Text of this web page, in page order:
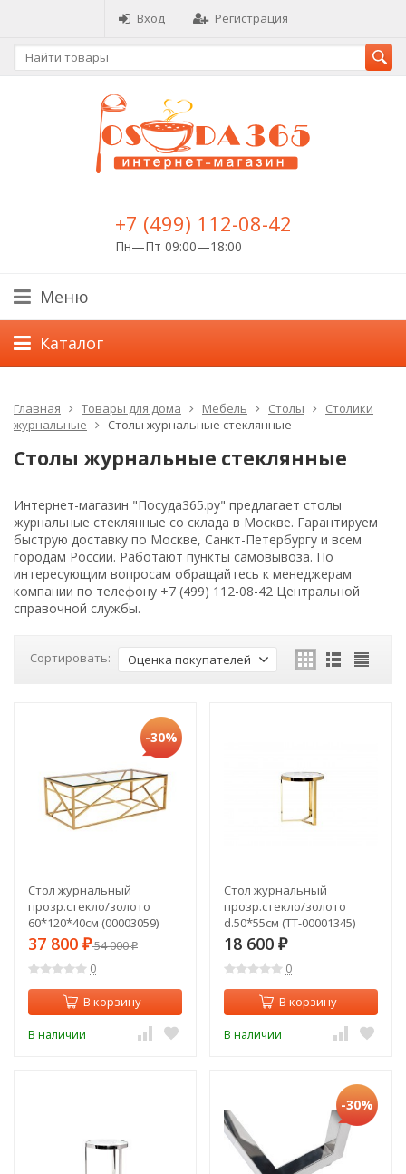
Вход Регистрация
+7 (499) 112-08-42
Пн—Пт 09:00—18:00
Меню
Каталог
Главная Товары для дома Мебель Столы
Столики
журнальные
Столы журнальные стеклянные
Столы журнальные стеклянные
Интернет-магазин "Посуда365.ру" предлагает столы
журнальные стеклянные со склада в Москве. Гарантируем
быструю доставку по Москве, Санкт-Петербургу и всем
городам России. Работают пункты самовывоза. По
интересующим вопросам обращайтесь к менеджерам
компании по телефону +7 (499) 112-08-42 Центральной
справочной службы.
Сортировать: Оценка покупателей
-30%
Стол журнальный
прозр.стекло/золото
60*120*40см (00003059)
37 800 ₽54 000₽
0
В корзину
В наличии
Стол журнальный
прозр.стекло/золото
d.50*55см (TT-00001345)
18 600 ₽
0
В корзину
В наличии
-30%